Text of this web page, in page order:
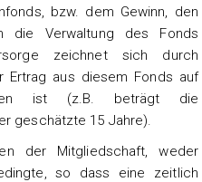
bzw. dem Gewinn, den
die Verwaltung des Fonds
zeichnet sich durch
Ertrag aus diesem Fonds auf
ist (z.B. beträgt die
geschätzte 15 Jahre).
der Mitgliedschaft, weder
so dass eine zeitlich